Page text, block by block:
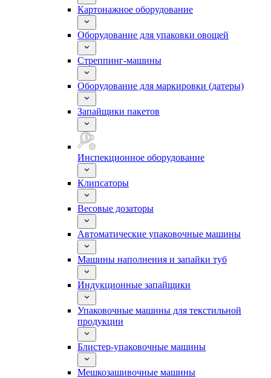
Картонажное оборудование
Оборудование для упаковки овощей
Стреппинг-машины
Оборудование для маркировки (датеры)
Запайщики пакетов
Инспекционное оборудование
Клипсаторы
Весовые дозаторы
Автоматические упаковочные машины
Машины наполнения и запайки туб
Индукционные запайщики
Упаковочные машины для текстильной
продукции
Блистер-упаковочные машины
Мешкозашивочные машины